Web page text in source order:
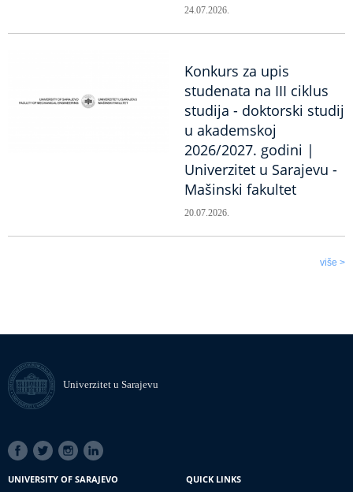
24.07.2026.
Konkurs za upis
studenata na III ciklus
studija - doktorski studij
u akademskoj
2026/2027. godini |
Univerzitet u Sarajevu -
Mašinski fakultet
20.07.2026.
više >
Univerzitet u Sarajevu
SOCIAL
LINKS
UNIVERSITY OF SARAJEVO
QUICK LINKS